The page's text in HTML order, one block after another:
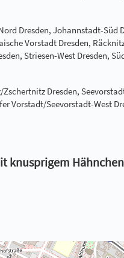
Dresden, Johannstadt-Süd
Vorstadt Dresden,
Striesen-West Dresden,
Dresden,
Vorstadt/Seevorstadt-West
knusprigem